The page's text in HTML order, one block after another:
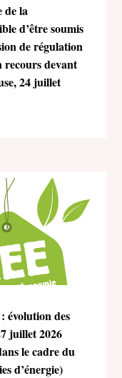
de la
d’être soumis
de régulation
recours devant
24 juillet
évolution des
juillet 2026
le cadre du
d’énergie)